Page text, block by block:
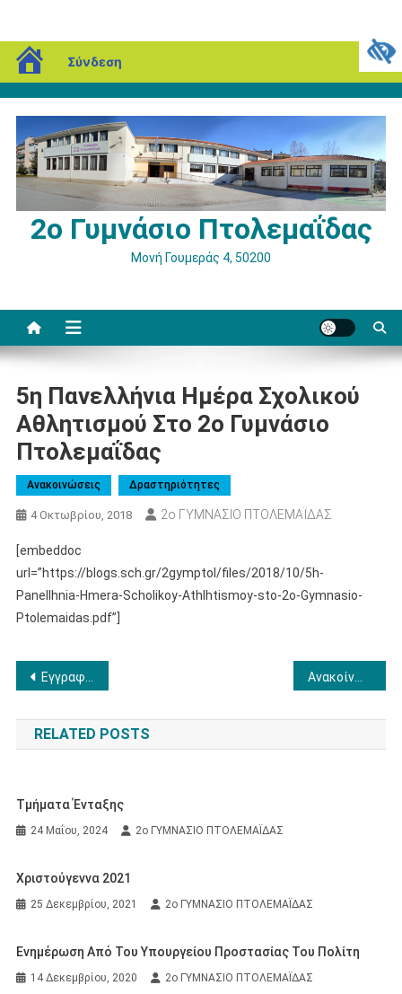
blogs.sch.gr
Σύνδεση
Μεταπηδήστε
στο
περιεχόμενο
2ο Γυμνάσιο Πτολεμαΐδας
Μονή Γουμεράς 4, 50200
5η Πανελλήνια Ημέρα Σχολικού
Αθλητισμού Στο 2ο Γυμνάσιο
Πτολεμαΐδας
Ανακοινώσεις Δραστηριότητες
4 Οκτωβρίου, 2018 2ο ΓΥΜΝΑΣΙΟ ΠΤΟΛΕΜΑΪΔΑΣ
[embeddoc
url=”https://blogs.sch.gr/2gymptol/files/2018/10/5h-
Panellhnia-Hmera-Scholikoy-Athlhtismoy-sto-2o-Gymnasio-
Ptolemaidas.pdf”]
Πλοήγηση
άρθρων
Εγγραφές για το σχολικό έτος 2020-2021
RELATED POSTS
Τμήματα Ένταξης
24 Μαΐου, 2024 2ο ΓΥΜΝΑΣΙΟ ΠΤΟΛΕΜΑΪΔΑΣ
Χριστούγεννα 2021
25 Δεκεμβρίου, 2021 2ο ΓΥΜΝΑΣΙΟ ΠΤΟΛΕΜΑΪΔΑΣ
Ενημέρωση Από Του Υπουργείου Προστασίας Του Πολίτη
14 Δεκεμβρίου, 2020 2ο ΓΥΜΝΑΣΙΟ ΠΤΟΛΕΜΑΪΔΑΣ